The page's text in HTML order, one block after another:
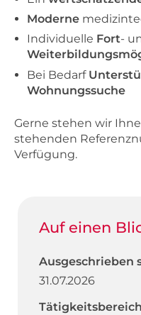
Moderne
Individuelle Fort-
Bei Bedarf
Wohnungssuche
Gerne stehen wir
stehenden
Verfügung.
Auf einen
Ausgeschrieben
31.07.2026